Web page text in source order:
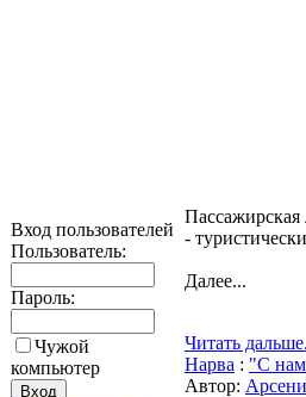
Вход пользователей
Пользователь:
Пароль:
Чужой
компьютер
-
Далее...
Читать
Нарва : "С
Автор: